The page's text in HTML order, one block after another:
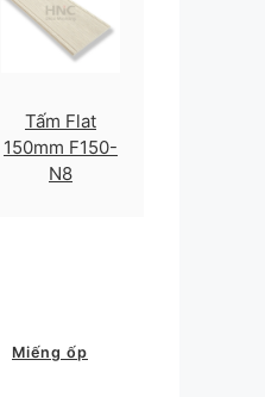
Tấm Flat
150mm F150-
N8
Miếng ốp